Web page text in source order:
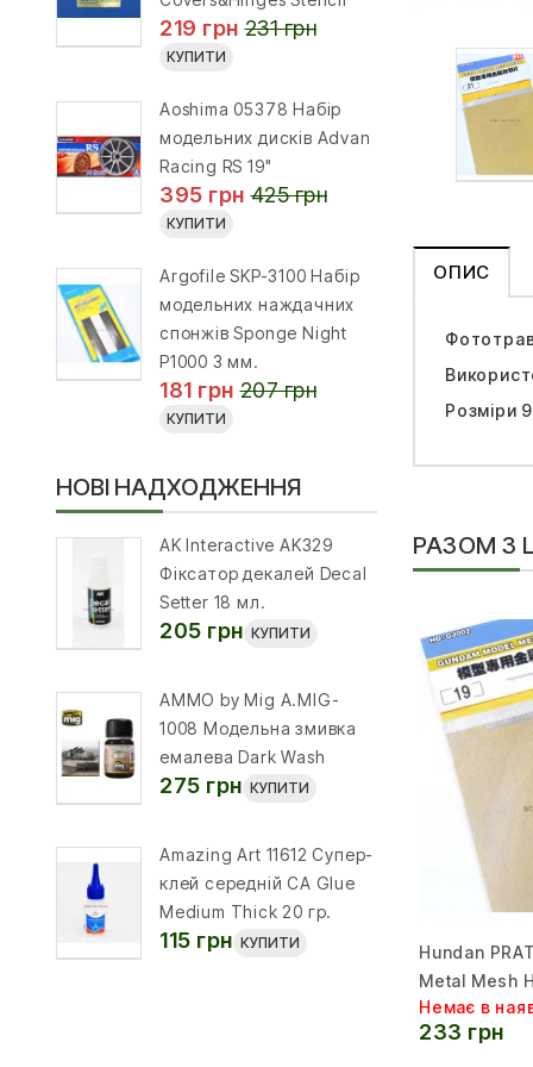
219 грн 231 грн
КУПИТИ
Aoshima 05378 Набір
модельних дисків Advan
Racing RS 19"
395 грн 425 грн
КУПИТИ
Argofile SKP-3100 Набір
модельних наждачних
спонжів Sponge Night
P1000 3 мм.
181 грн 207 грн
КУПИТИ
НОВІ НАДХОДЖЕННЯ
AK Interactive AK329
Фіксатор декалей Decal
Setter 18 мл.
205 грн КУПИТИ
AMMO by Mig A.MIG-
1008 Модельна змивка
емалева Dark Wash
275 грн КУПИТИ
Amazing Art 11612 Супер-
клей середній CA Glue
Medium Thick 20 гр.
115 грн КУПИТИ
ОПИС
Розміри
РАЗОМ З
Hundan
Metal Mesh
Немає в
233 грн